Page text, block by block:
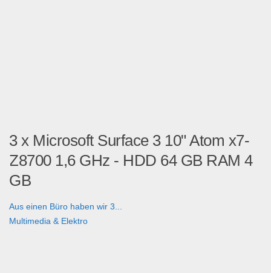
3 x Microsoft Surface 3 10" Atom x7-
Z8700 1,6 GHz - HDD 64 GB RAM 4
GB
Aus einen Büro haben wir 3...
Multimedia & Elektro